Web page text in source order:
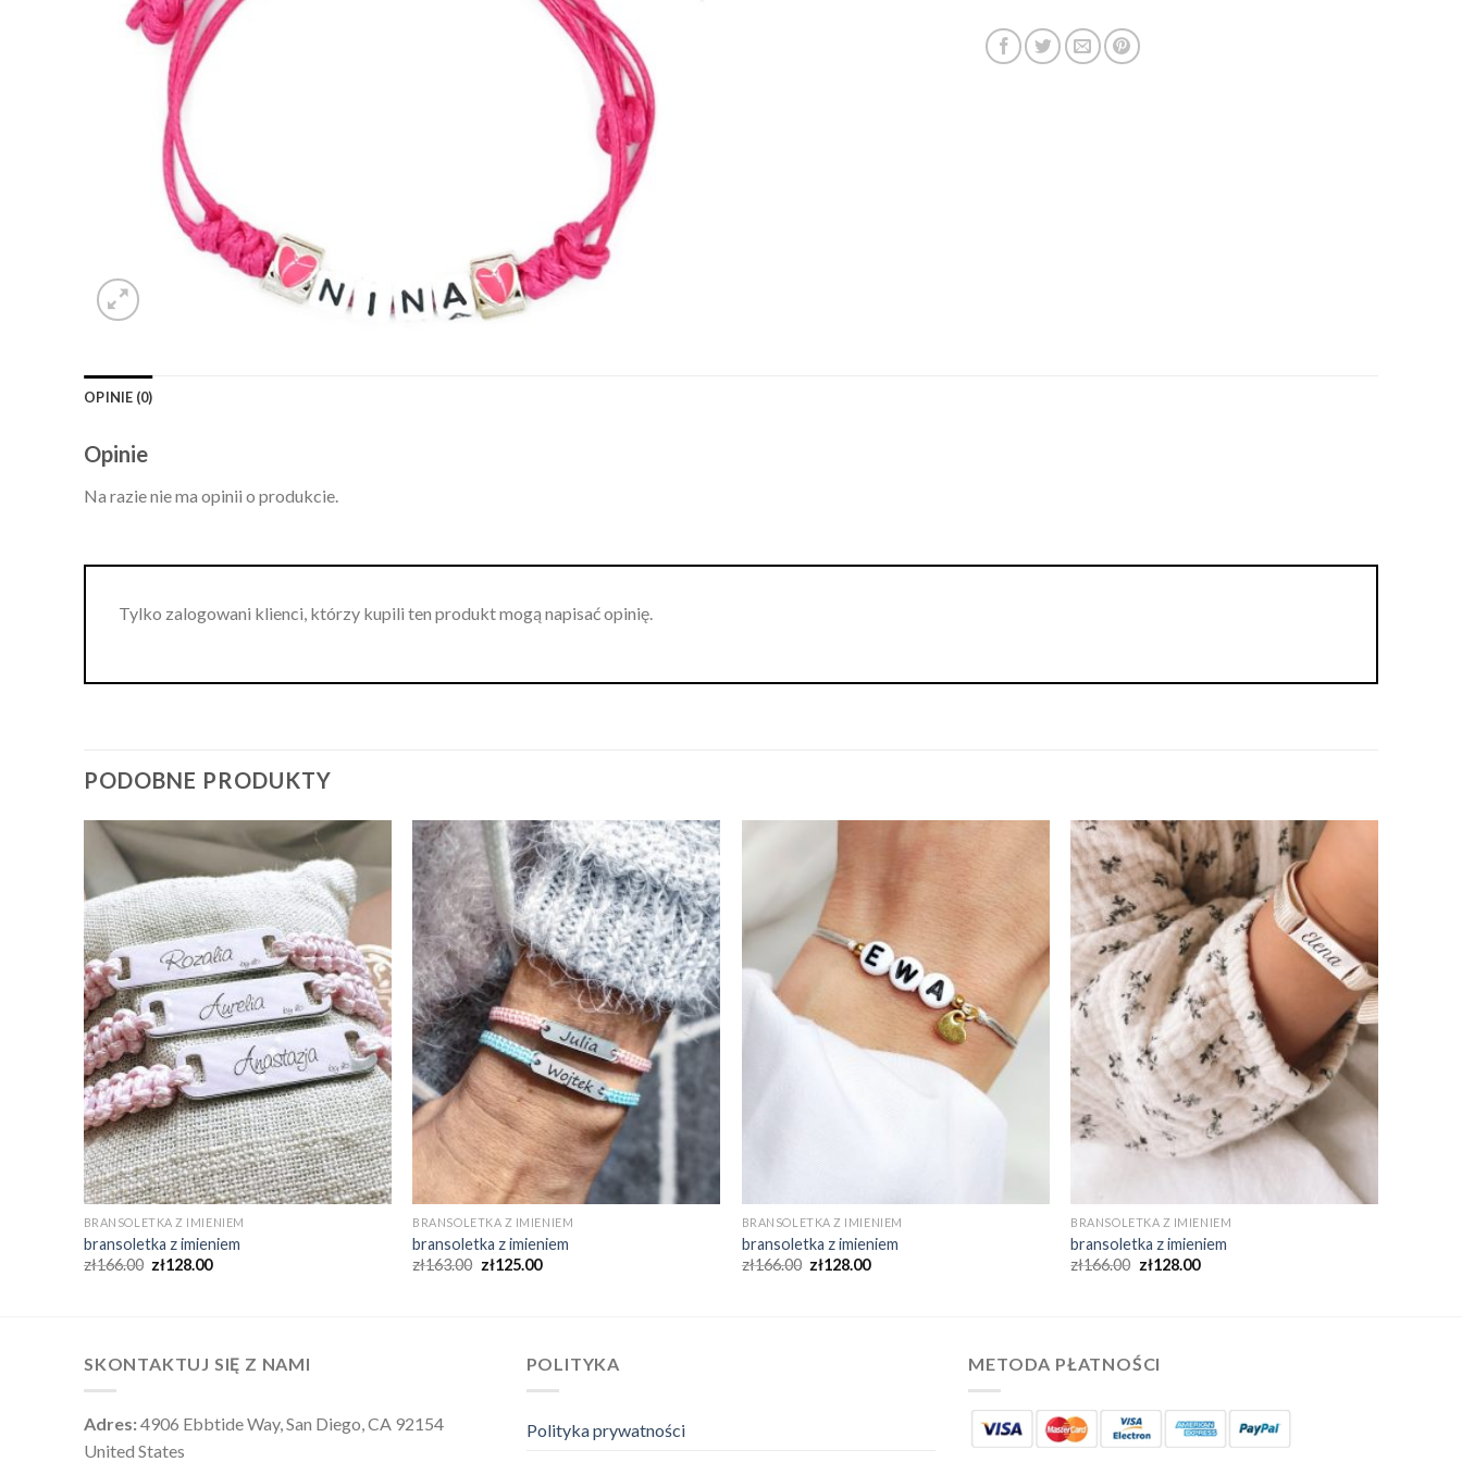
OPINIE (0)
Opinie
Na razie nie ma opinii o produkcie.
Tylko zalogowani klienci, którzy kupili ten produkt mogą napisać opinię.
PODOBNE PRODUKTY
BRANSOLETKA Z IMIENIEM
bransoletka z imieniem
zł166.00 zł128.00
BRANSOLETKA Z IMIENIEM
bransoletka z imieniem
zł163.00 zł125.00
BRANSOLETKA Z IMIENIEM
bransoletka z imieniem
zł166.00 zł128.00
BRANSOLETKA Z IMIENIEM
bransoletka z imieniem
zł166.00 zł128.00
SKONTAKTUJ SIĘ Z NAMI
Adres:4906 Ebbtide Way, San Diego, CA 92154
United States
POLITYKA
Polityka prywatności
METODA PŁATNOŚCI